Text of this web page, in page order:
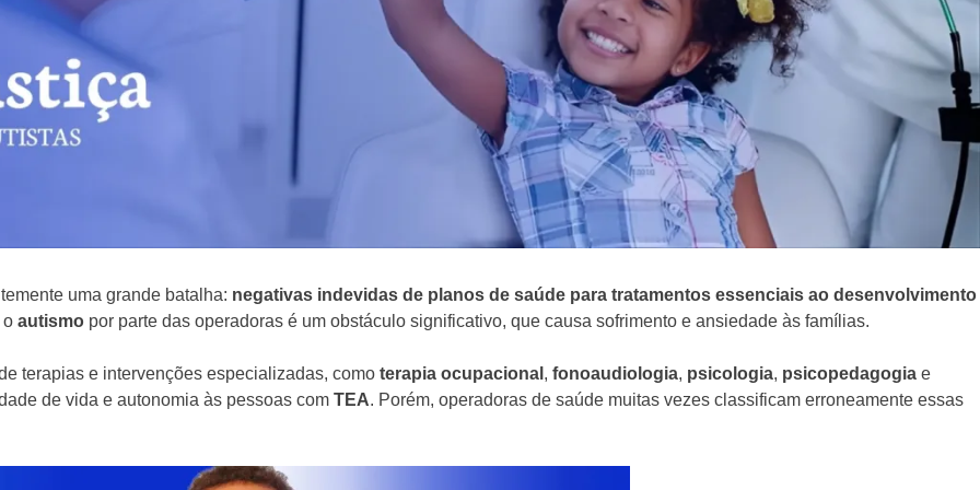
uma grande batalha: negativas indevidas de planos de saúde para tratamentos essenciais ao desenvolvimento
o autismo por parte das operadoras é um obstáculo significativo, que causa sofrimento e ansiedade às famílias.
terapias e intervenções especializadas, como terapia ocupacional , fonoaudiologia, psicologia, psicopedagogia e
de vida e autonomia às pessoas com TEA. Porém, operadoras de saúde muitas vezes classificam erroneamente essas